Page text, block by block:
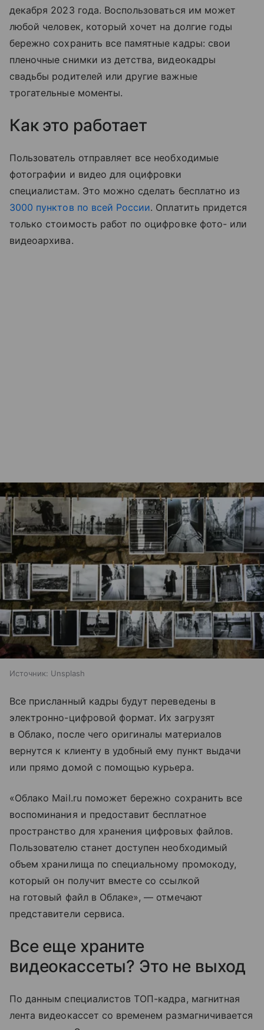
декабря 2023 года. Воспользоваться им может
любой человек, который хочет на долгие годы
бережно сохранить все памятные кадры: свои
пленочные снимки из детства, видеокадры
свадьбы родителей или другие важные
трогательные моменты.
Как это работает
Пользователь отправляет все необходимые
фотографии и видео для оцифровки
специалистам. Это можно сделать бесплатно из
3000 пунктов по всей России. Оплатить придется
только стоимость работ по оцифровке фото- или
видеоархива.
Источник: Unsplash
Все присланный кадры будут переведены в
электронно-цифровой формат. Их загрузят
в Облако, после чего оригиналы материалов
вернутся к клиенту в удобный ему пункт выдачи
или прямо домой с помощью курьера.
«Облако Mail.ru поможет бережно сохранить все
воспоминания и предоставит бесплатное
пространство для хранения цифровых файлов.
Пользователю станет доступен необходимый
объем хранилища по специальному промокоду,
который он получит вместе со ссылкой
на готовый файл в Облаке», — отмечают
представители сервиса.
Все еще храните
видеокассеты? Это не выход
По данным специалистов ТОП-кадра, магнитная
лента видеокассет со временем размагничивается